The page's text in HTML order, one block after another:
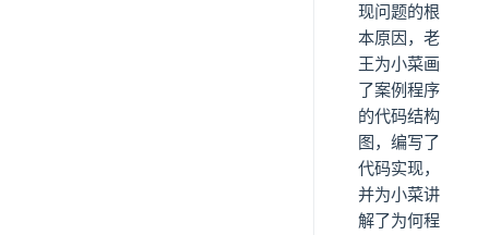
现问题的根
本原因，老
王为小菜画
了案例程序
的代码结构
图，编写了
代码实现，
并为小菜讲
解了为何程